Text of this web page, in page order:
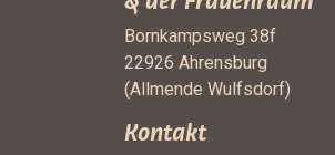
Bornkampsweg 38f
22926 Ahrensburg
(Allmende Wulfsdorf)
Kontakt